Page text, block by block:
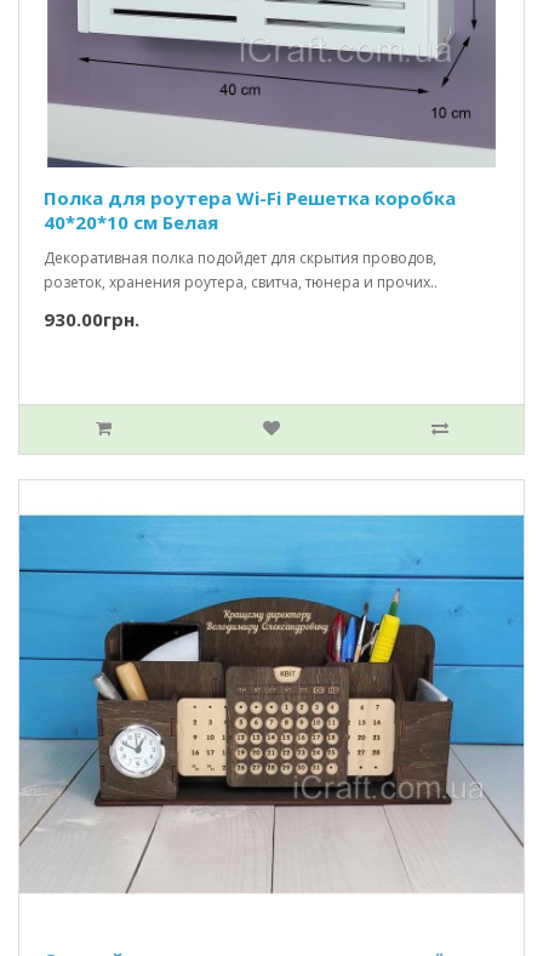
Полка для роутера Wi-Fi Решетка коробка
40*20*10 см Белая
Декоративная полка подойдет для скрытия проводов,
розеток, хранения роутера, свитча, тюнера и прочих..
930.00грн.